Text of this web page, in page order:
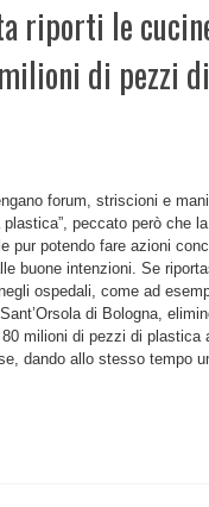
riporti le
di pezzi di
forum, striscioni e
plastica”, peccato però che
pur potendo fare azioni
buone intenzioni. Se
ospedali, come ad
di Bologna,
milioni di pezzi di plastica
dando allo stesso tempo